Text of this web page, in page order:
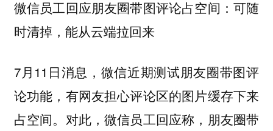
微信员工回应朋友圈带图评论占空间：可随
时清掉，能从云端拉回来
7月11日消息，微信近期测试朋友圈带图评
论功能，有网友担心评论区的图片缓存下来
占空间。对此，微信员工回应称，朋友圈带